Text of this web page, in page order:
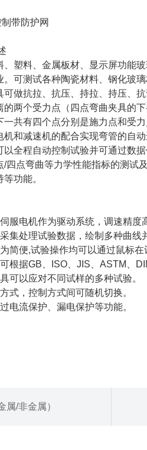
带防护网
、塑料、金属板材、显示屏功能
可测试各种陶瓷材料、钢化玻
做抗拉、抗压、持拉、持压、
的两个受力点（四点弯曲夹具的
共有四个点分别是施力点和受
和减速机的配合实现弯管的自
全程自动控制试验并可通过数
四点弯曲等力学性能指标的测试
功能。
服电机作为驱动系统，调速精度
集处理试验数据，绘制多种曲线
简便,试验操作均可以通过鼠标在
根据GB、ISO、JIS、ASTM、
可以应对不同试样的多种试验。
式，控制方式间可随机切换。
电流保护、漏电保护等功能。
属/非金属）